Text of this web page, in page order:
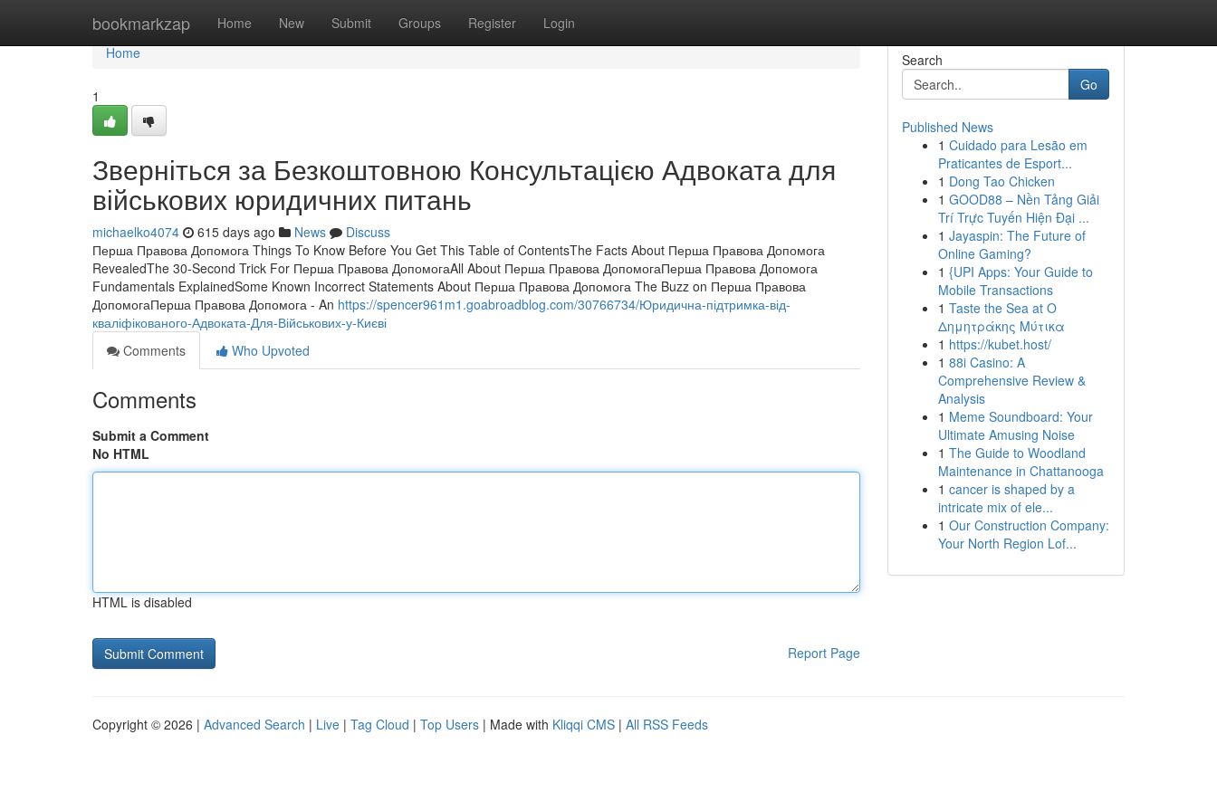
bookmarkzap Home New Submit Groups Register Login
Home
Home
1
Зверніться за Безкоштовною Консультацією Адвоката для
військових юридичних питань
michaelko4074 615 days ago News
Discuss
Перша Правова Допомога Things To Know Before You Get This Table of ContentsThe Facts About Перша Правова Допомога
RevealedThe 30-Second Trick For Перша Правова ДопомогаAll About Перша Правова ДопомогаПерша Правова Допомога
Fundamentals ExplainedSome Known Incorrect Statements About Перша Правова Допомога The Buzz on Перша Правова
ДопомогаПерша Правова Допомога - An https://spencer961m1.goabroadblog.com/30766734/Юридична-підтримка-від-
кваліфікованого-Адвоката-Для-Військових-у-Києві
Comments
Who Upvoted
Comments
Submit a Comment
No HTML
HTML is disabled
Report Page
Search
Go
Published News
1 Cuidado para Lesão em
Praticantes de Esport...
1 Dong Tao Chicken
1 GOOD88 – Nền Tảng Giải
Trí Trực Tuyến Hiện Đại ...
1 Jayaspin: The Future of
Online Gaming?
1 {UPI Apps: Your Guide to
Mobile Transactions
1 Taste the Sea at Ο
Δημητράκης Μύτικα
1 https://kubet.host/
1 88i Casino: A
Comprehensive Review &
Analysis
1 Meme Soundboard: Your
Ultimate Amusing Noise
1 The Guide to Woodland
Maintenance in Chattanooga
1 cancer is shaped by a
intricate mix of ele...
1 Our Construction Company:
Your North Region Lof...
Copyright © 2026 | Advanced Search | Live | Tag Cloud | Top Users | Made with Kliqqi CMS | All RSS Feeds